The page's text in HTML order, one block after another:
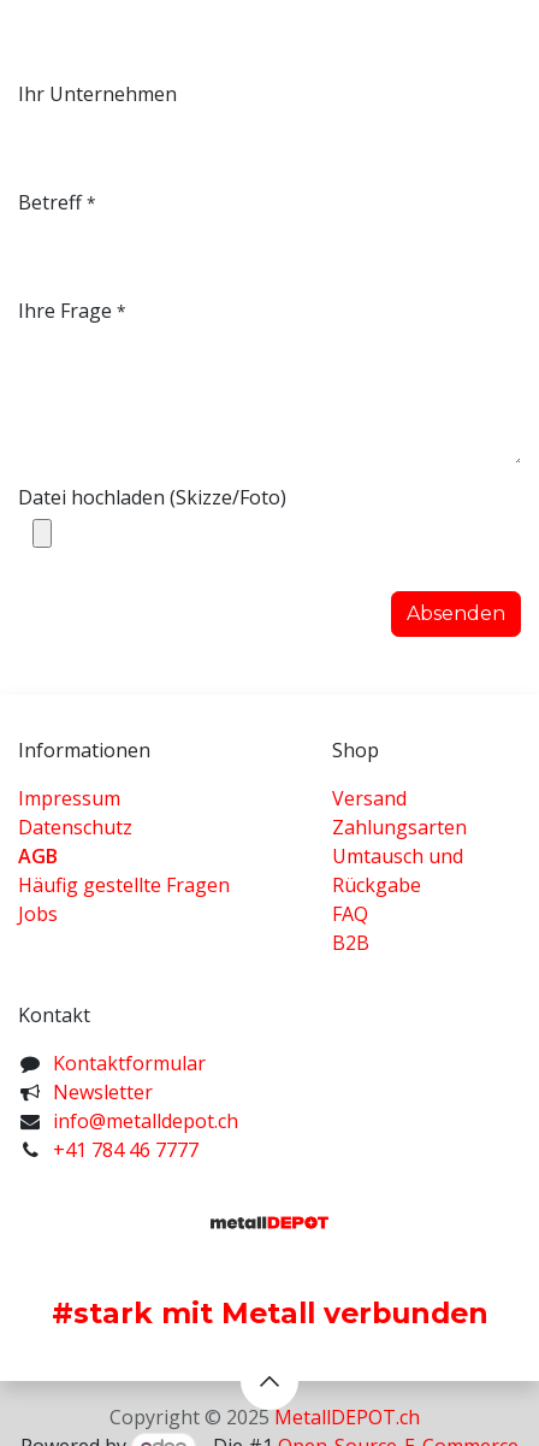
Ihr Unternehmen
Betreff*
Ihre Frage *
Datei hochladen (Skizze/Foto)
Absenden
Informationen
Impressum
Datenschutz
AGB
Häufig gestellte Fragen
Jobs
Shop
Versand
Zahlungsarten
Umtausch und
Rückgabe
FAQ
B2B
Kontakt
K​ontaktformular
Newsletter
info@metalldepot.ch
+41 784 46 7777
#stark mit Metall verbunden
Copyright © 2025MetallDEPOT.ch